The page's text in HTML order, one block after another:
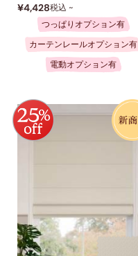
¥4,428税込 ~
つっぱりオプション有
カーテンレールオプション有
電動オプション有